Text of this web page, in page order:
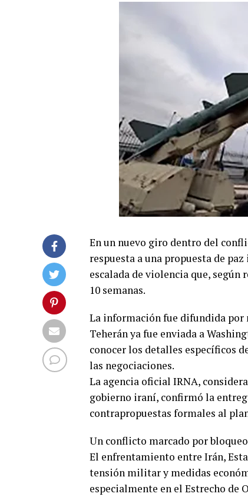
En un nuevo giro dentro del
respuesta a una propuesta de
escalada de violencia que,
10 semanas.
La información fue difundida por
Teherán ya fue enviada a
conocer los detalles específicos
las negociaciones.
La agencia oficial IRNA,
gobierno iraní, confirmó la
contrapropuestas formales al
Un conflicto marcado por
El enfrentamiento entre Irán,
tensión militar y medidas
especialmente en el Estrecho de